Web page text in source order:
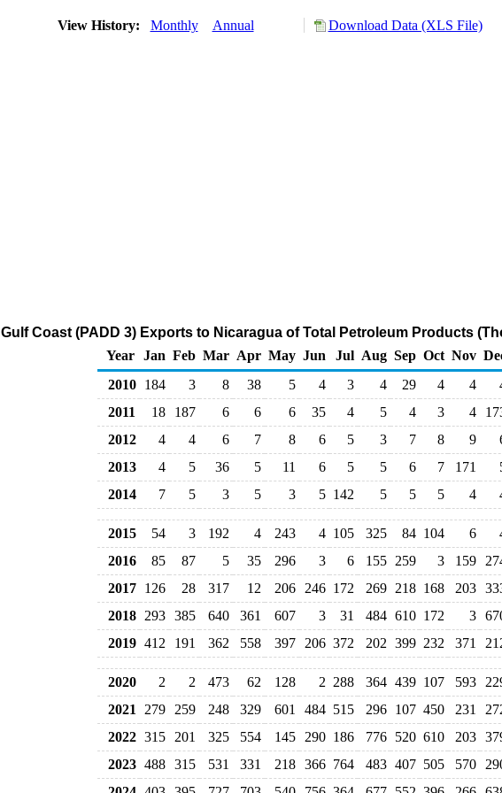
View History: Monthly Annual Download Data (XLS File)
Gulf Coast (PADD 3) Exports to Nicaragua of Total Petroleum Products
Year Jan Feb Mar Apr May Jun Jul Aug Sep Oct Nov
2010 184 3 8 38 5 4 3 4 29 4 4
2011
18 187 6 6 6 35 4 5 4 3 4
2012
4 4 6 7 8 6 5 3 7 8 9
2013
4 5 36 5 11 6 5 5 6 7 171
2014
7 5 3 5 3 5 142 5 5 5 4
2015 54 3 192 4 243 4 105 325 84 104 6
2016
85 87 5 35 296 3 6 155 259 3 159
2017 126 28 317 12 206 246 172 269 218 168 203
2018 293 385 640 361 607 3 31 484 610 172 3
2019 412 191 362 558 397 206 372 202 399 232 371
2020 2 2 473 62 128 2 288 364 439 107 593
2021
279 259 248 329 601 484 515 296 107 450 231
2022 315 201 325 554 145 290 186 776 520 610 203
2023 488 315 531 331 218 366 764 483 407 505 570